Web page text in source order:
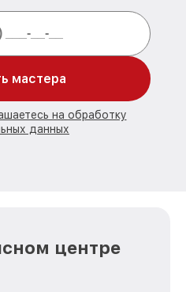
мастера
на обработку
данных
центре